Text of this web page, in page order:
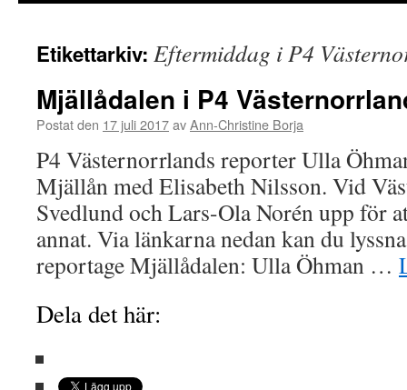
Etikettarkiv: Eftermiddag i P4
Mjällådalen i P4
Postat den 17 juli 2017avAnn-Christine Borja
P4 Västernorrlands reporter Ulla
Mjällån med Elisabeth Nilsson. Vid
Svedlund och Lars-Ola Norén upp för
annat. Via länkarna nedan kan du
reportage Mjällådalen: Ulla Öhman …
Dela det här: